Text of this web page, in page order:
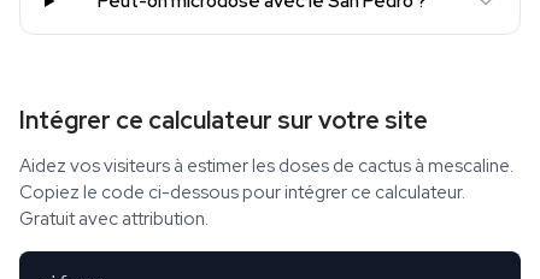
Intégrer ce calculateur sur votre site
Aidez vos visiteurs à estimer les doses de cactus à mescaline.
Copiez le code ci-dessous pour intégrer ce calculateur.
Gratuit avec attribution.